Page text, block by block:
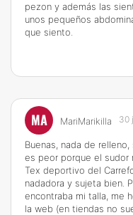
pezon y además las
unos pequeños
que siento.
MA MariMarikilla 30
Buenas, nada de
es peor porque el sudor
Tex deportivo del
nadadora y sujeta bien.
encontraba mi talla, me
la web (en tiendas no